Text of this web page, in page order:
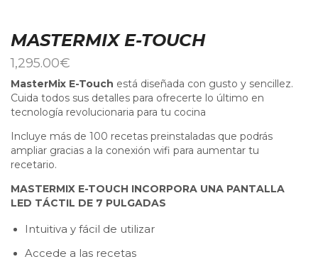
MASTERMIX E-TOUCH
1,295.00€
MasterMix E-Touch está diseñada con gusto y sencillez.
Cuida todos sus detalles para ofrecerte lo último en
tecnología revolucionaria para tu cocina
Incluye más de 100 recetas preinstaladas que podrás
ampliar gracias a la conexión wifi para aumentar tu
recetario.
MASTERMIX E-TOUCH INCORPORA UNA PANTALLA
LED TÁCTIL DE 7 PULGADAS
Intuitiva y fácil de utilizar
Accede a las recetas